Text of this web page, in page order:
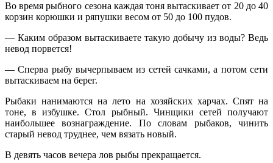
Во время рыбного сезона каждая тоня вытаскивает от 20 до 40
корзин корюшки и ряпушки весом от 50 до 100 пудов.
— Каким образом вытаскиваете такую добычу из воды? Ведь
невод порвется!
— Сперва рыбу вычерпываем из сетей сачками, а потом сети
вытаскиваем на берег.
Рыбаки нанимаются на лето на хозяйских харчах. Спят на
тоне, в избушке. Стол рыбный. Чинщики сетей получают
наибольшее вознаграждение. По словам рыбаков, чинить
старый невод труднее, чем вязать новый.
В девять часов вечера лов рыбы прекращается.